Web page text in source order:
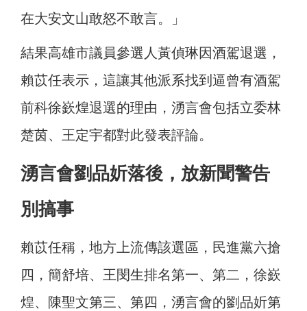
在大安文山敢怒不敢言。」
結果高雄市議員參選人黃偵琳因酒駕退選，
賴苡任表示，這讓其他派系找到逼曾有酒駕
前科徐嶔煌退選的理由，湧言會包括立委林
楚茵、王定宇都對此發表評論。
湧言會劉品妡落後，放新聞警告
別搞事
賴苡任稱，地方上流傳該選區，民進黨六搶
四，簡舒培、王閔生排名第一、第二，徐嶔
煌、陳聖文第三、第四，湧言會的劉品妡第